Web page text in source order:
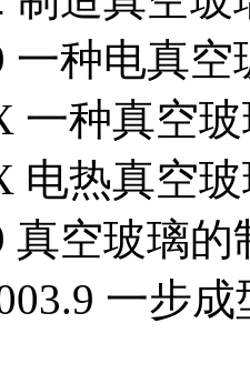
一种电真空
一种真空
电热真空
真空玻璃
一步